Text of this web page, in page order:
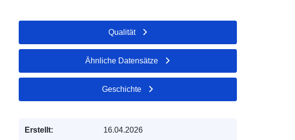
Qualität
Ähnliche Datensätze
Geschichte
Erstellt: 16.04.2026